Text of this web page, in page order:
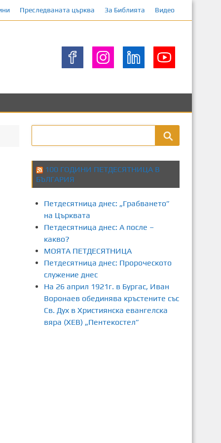
Преследваната църква За Библията Видео
100 ГОДИНИ ПЕТДЕСЯТНИЦА В
БЪЛГАРИЯ
Петдесятница днес: „Грабването”
на Църквата
Петдесятница днес: А после –
какво?
МОЯТА ПЕТДЕСЯТНИЦА
Петдесятница днес: Пророческото
служение днес
На 26 април 1921г. в Бургас, Иван
Воронаев обединява кръстените със
Св. Дух в Християнска евангелска
вяра (ХЕВ) „Пентекостел”